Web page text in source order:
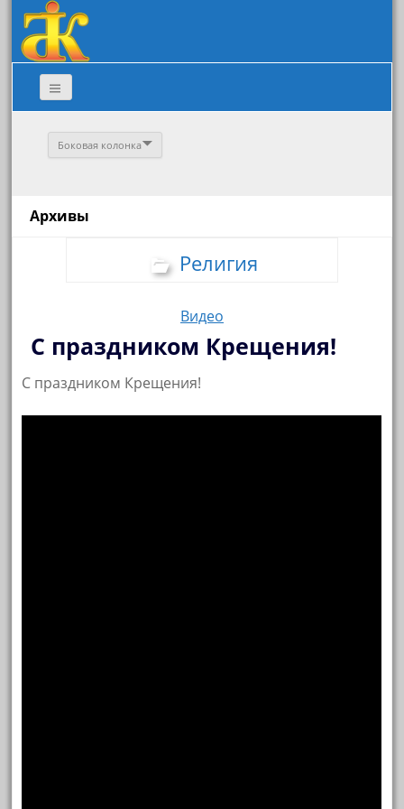
Боковая колонка
Архивы
Религия
Видео
С праздником Крещения!
С праздником Крещения!